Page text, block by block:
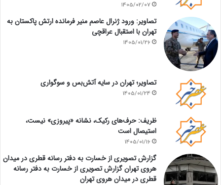
1405/02/07
تصاویر: ورود ژنرال عاصم منیر فرمانده ارتش پاکستان به
تهران با استقبال عراقچی
1405/01/26
تصاویر؛ تهران در سایه آتش‌بس و سوگواری
1405/01/24
ظریف: حرف‌های رکیک، نشانه «پیروزی» نیست،
استیصال است
1405/01/16
گزارش تصویری از خسارت به دفتر رسانه قطری در میدان
هروی تهران گزارش تصویری از خسارت به دفتر رسانه
قطری در میدان هروی تهران